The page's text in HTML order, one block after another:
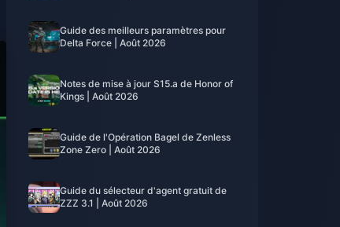
Guide des meilleurs paramètres pour
Delta Force | Août 2026
Notes de mise à jour S15.a de Honor of
Kings | Août 2026
Guide de l'Opération Bagel de Zenless
Zone Zero | Août 2026
Guide du sélecteur d'agent gratuit de
ZZZ 3.1 | Août 2026